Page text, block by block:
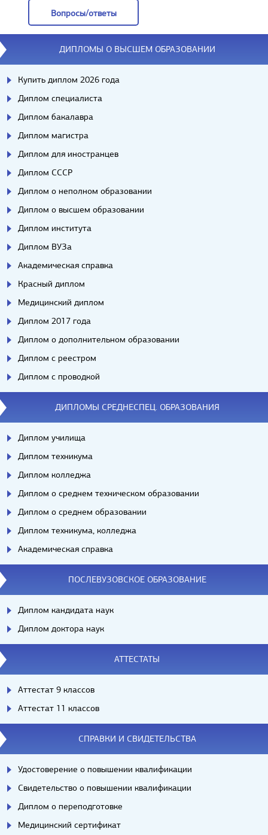
Вопросы/ответы
Вопросы/ответы
ДИПЛОМЫ О ВЫСШЕМ ОБРАЗОВАНИИ
Купить диплом 2026 года
Диплом специалиста
Диплом бакалавра
Диплом магистра
Диплом для иностранцев
Диплом СССР
Диплом о неполном образовании
Диплом о высшем образовании
Диплом института
Диплом ВУЗа
Академическая справка
Красный диплом
Медицинский диплом
Диплом 2017 года
Диплом о дополнительном образовании
Диплом с реестром
Диплом с проводкой
ДИПЛОМЫ СРЕДНЕСПЕЦ. ОБРАЗОВАНИЯ
Диплом училища
Диплом техникума
Диплом колледжа
Диплом о среднем техническом образовании
Диплом о среднем образовании
Диплом техникума, колледжа
Академическая справка
ПОСЛЕВУЗОВСКОЕ ОБРАЗОВАНИЕ
Диплом кандидата наук
Диплом доктора наук
АТТЕСТАТЫ
Аттестат 9 классов
Аттестат 11 классов
СПРАВКИ И СВИДЕТЕЛЬСТВА
Удостоверение о повышении квалификации
Свидетельство о повышении квалификации
Диплом о переподготовке
Медицинский сертификат